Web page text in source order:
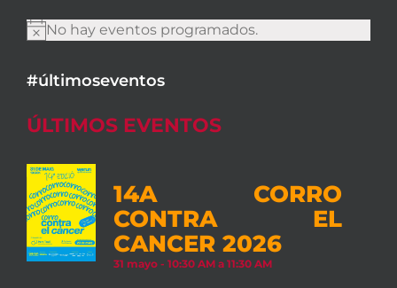
Aviso
No hay eventos programados.
#últimoseventos
ÚLTIMOS EVENTOS
14A CORRO
CONTRA EL
CANCER 2026
31 mayo - 10:30 AMa 11:30 AM